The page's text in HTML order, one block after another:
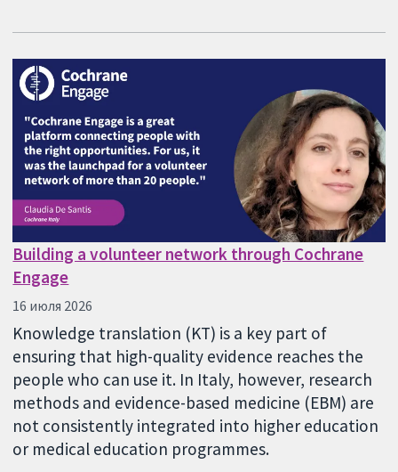
Building a volunteer network through Cochrane
Engage
16 июля 2026
Knowledge translation (KT) is a key part of
ensuring that high-quality evidence reaches the
people who can use it. In Italy, however, research
methods and evidence-based medicine (EBM) are
not consistently integrated into higher education
or medical education programmes.